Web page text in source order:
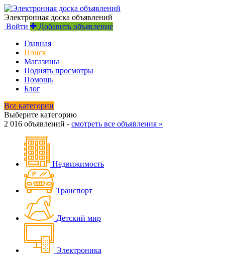
Электронная доска объявлений
Войти
Добавить объявление
Главная
Поиск
Магазины
Поднять просмотры
Помощь
Блог
Все категории
Выберите категорию
2 016 объявлений - смотреть все объявления »
Недвижимость
Транспорт
Детский мир
Электроника